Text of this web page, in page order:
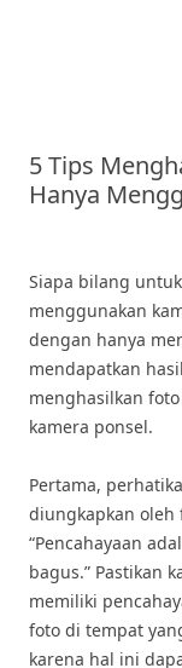
5 Tips
Hanya
Siapa bilang
menggunakan
dengan hanya
mendapatkan
menghasilkan
kamera ponsel.
Pertama,
diungkapkan oleh
“Pencahayaan
bagus.” Pastikan
memiliki
foto di tempat
karena hal ini